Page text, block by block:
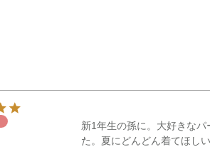
新1年生の孫に。大好きな
た。夏にどんどん着てほし